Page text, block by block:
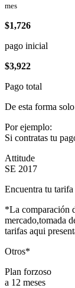
mes
$1,726
pago inicial
$3,922
Pago total
De esta forma
Por ejemplo:
Si contratas tu
Attitude
SE 2017
Encuentra tu tarifa
*La comparación
mercado,tomada
tarifas aqui
Otros*
Plan forzoso
a 12 meses